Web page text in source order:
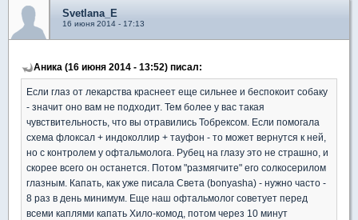
Svetlana_E
16 июня 2014 - 17:13
Аника (16 июня 2014 - 13:52) писал:
Если глаз от лекарства краснеет еще сильнее и беспокоит собаку
- значит оно вам не подходит. Тем более у вас такая
чувствительность, что вы отравились Тобрексом. Если помогала
схема флоксал + индоколлир + тауфон - то может вернутся к ней,
но с контролем у офтальмолога. Рубец на глазу это не страшно, и
скорее всего он останется. Потом "размягчите" его солкосерилом
глазным. Капать, как уже писала Света (bonyasha) - нужно часто -
8 раз в день минимум. Еще наш офтальмолог советует перед
всеми каплями капать Хило-комод, потом через 10 минут